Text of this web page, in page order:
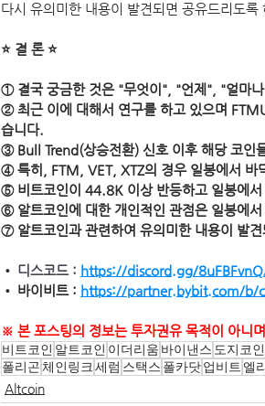
다시 유의미한 내용이 발견되면 공유드리도록
⭐ 결 론 ⭐
① 결국 궁금한 것은 "무엇이", "언제", "얼마
② 최근 이에 대해서 연구를 하고 있으며
습니다.
③ Bull Trend(상승전환) 신호 이후 해당 코인
④ 특히, FTM, VET, XTZ의 경우 일봉에서 바
⑤ 비트코인이 44.8K 이상 반등하고 일봉에서
⑥ 알트코인에 대한 개인적인 관점은 일봉에
⑦ 알트코인과 관련하여 유의미한 내용이 발
• 디스코드 : https://discord.gg/
• 바이비트 : https://partner.bybit.com/b/
※ 본 포스팅의 정보는 투자권유 목적이 아니
비트코인 알트코인 이더리움 바이낸스 도지코인
폴리곤체인링크세럼 스택스 폴카닷업비트 엘
Altcoin